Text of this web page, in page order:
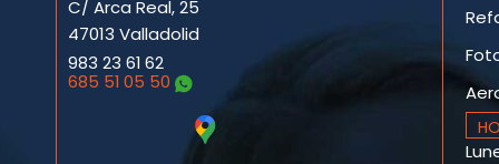
C/ Arca Real, 25
47013 Valladolid
983 23 61 62
685 51 05 50